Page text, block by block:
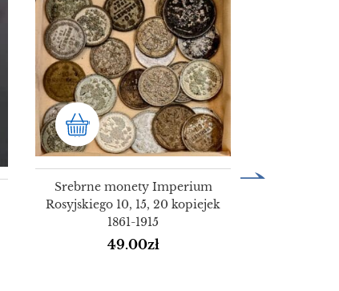
Srebrne monety Imperium
Rosyjskiego 10, 15, 20 kopiejek
1861-1915
49.00zł